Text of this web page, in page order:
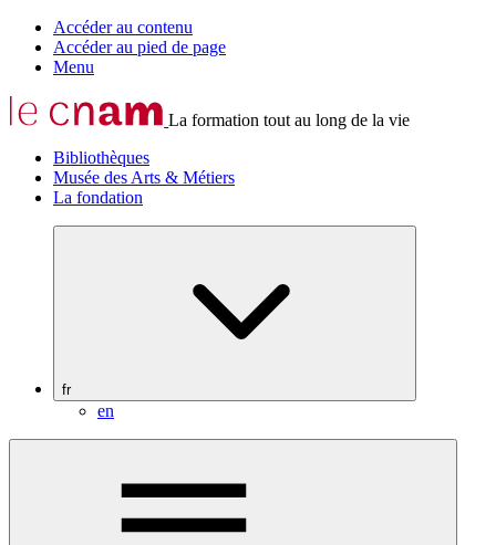
Accéder au contenu
Accéder au pied de page
Menu
La formation tout au long de la vie
Bibliothèques
Musée des Arts & Métiers
La fondation
fr
en